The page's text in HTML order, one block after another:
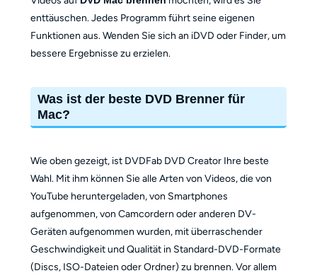
enttäuschen. Jedes Programm führt seine eigenen
Funktionen aus. Wenden Sie sich an iDVD oder Finder, um
bessere Ergebnisse zu erzielen.
Was ist der beste DVD Brenner für
Mac?
Wie oben gezeigt, ist DVDFab DVD Creator Ihre beste
Wahl. Mit ihm können Sie alle Arten von Videos, die von
YouTube heruntergeladen, von Smartphones
aufgenommen, von Camcordern oder anderen DV-
Geräten aufgenommen wurden, mit überraschender
Geschwindigkeit und Qualität in Standard-DVD-Formate
(Discs, ISO-Dateien oder Ordner) zu brennen. Vor allem